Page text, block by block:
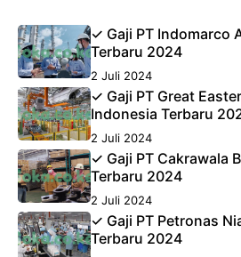
✓ Gaji PT Indomarco
Terbaru 2024
2 Juli 2024
✓ Gaji PT Great
Indonesia Terbaru
2 Juli 2024
✓ Gaji PT Cakrawala
Terbaru 2024
2 Juli 2024
✓ Gaji PT Petronas
Terbaru 2024